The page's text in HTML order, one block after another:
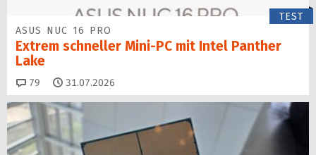
TEST
ASUS NUC 16 PRO
Extrem schneller Mini-PC mit Intel Panther
Lake
79 Kommentare
31.07.2026